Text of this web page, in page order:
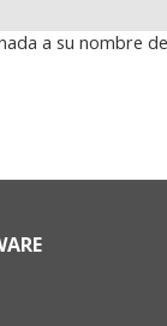
a su nombre